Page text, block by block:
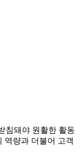
침돼야 원활한 활동
역량과 더불어 고객